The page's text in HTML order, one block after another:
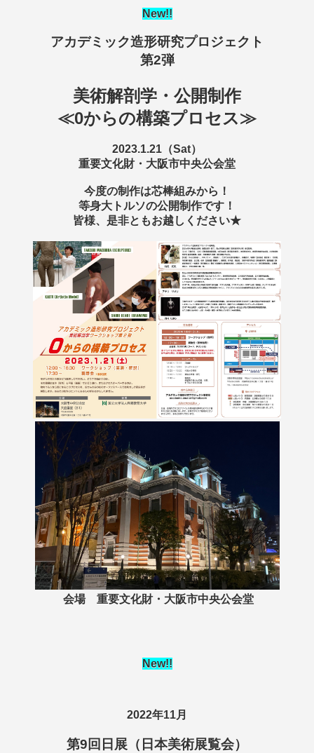
New!!
アカデミック造形研究プロジェクト
第2弾
美術解剖学・公開制作
≪0からの構築プロセス≫
2023.1.21（Sat）
重要文化財・大阪市中央公会堂
今度の制作は芯棒組みから！
等身大トルソの公開制作です！
皆様、是非ともお越しください★
会場 重要文化財・大阪市中央公会堂
New!!
2022年11月
第9回日展（日本美術展覧会）